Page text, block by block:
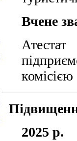
Вчене
2025 р.